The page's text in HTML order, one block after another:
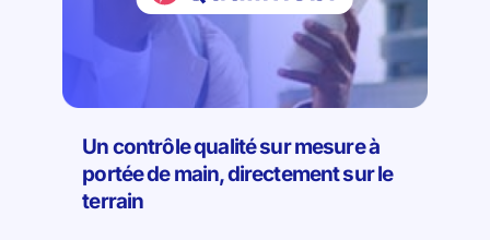
Un contrôle qualité sur mesure à
portée de main, directement sur le
terrain